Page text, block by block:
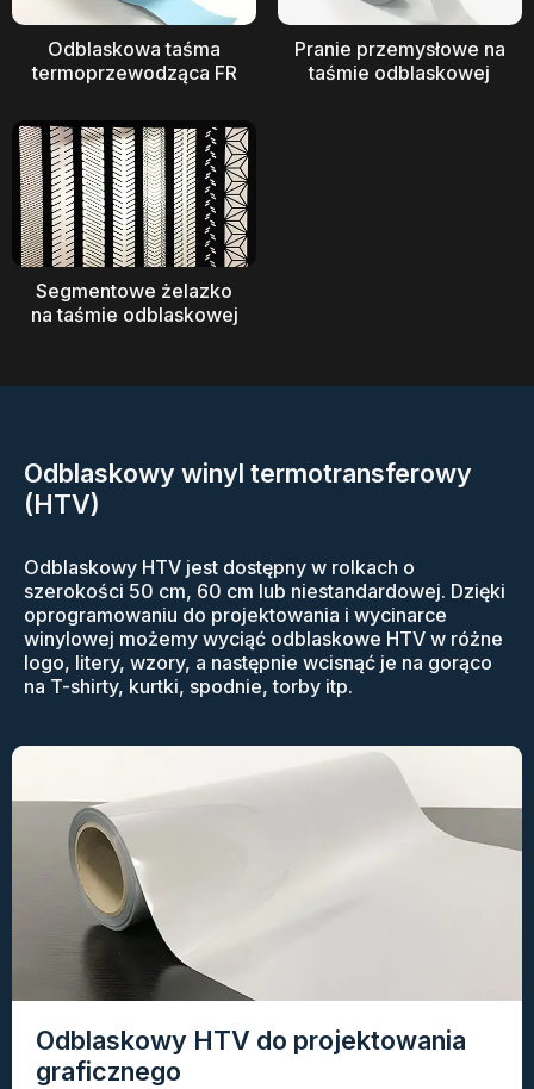
Odblaskowa taśma
termoprzewodząca FR
Pranie przemysłowe na
taśmie odblaskowej
Segmentowe żelazko
na taśmie odblaskowej
Odblaskowy winyl termotransferowy
(HTV)
Odblaskowy HTV jest dostępny w rolkach o
szerokości 50 cm, 60 cm lub niestandardowej. Dzięki
oprogramowaniu do projektowania i wycinarce
winylowej możemy wyciąć odblaskowe HTV w różne
logo, litery, wzory, a następnie wcisnąć je na gorąco
na T-shirty, kurtki, spodnie, torby itp.
Odblaskowy HTV do projektowania
graficznego